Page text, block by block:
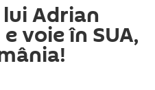
Adrian
voie în SUA,